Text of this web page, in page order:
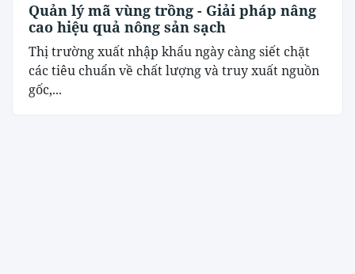
Quản lý mã vùng trồng - Giải pháp nâng
cao hiệu quả nông sản sạch
Thị trường xuất nhập khẩu ngày càng siết chặt
các tiêu chuẩn về chất lượng và truy xuất nguồn
gốc,...